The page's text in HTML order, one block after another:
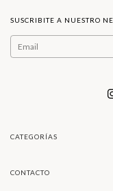
SUSCRIBITE A NUESTRO
CATEGORÍAS
CONTACTO